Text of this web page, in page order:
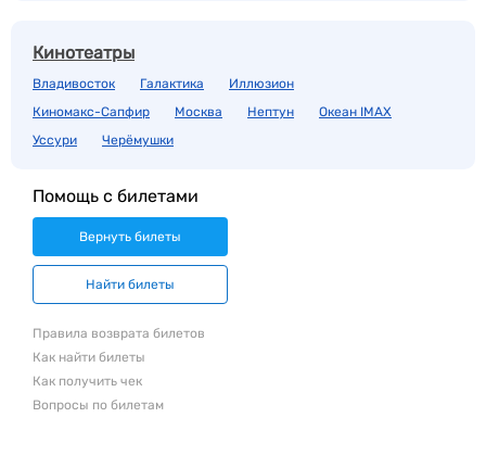
Кинотеатры
Владивосток Галактика
Иллюзион
Киномакс-Сапфир
Москва Нептун
Океан IMAX
Уссури
Черёмушки
Помощь с билетами
Вернуть билеты
Найти билеты
Правила возврата билетов
Как найти билеты
Как получить чек
Вопросы по билетам